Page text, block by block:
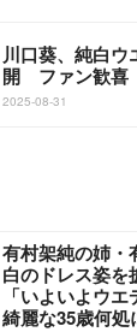
川口葵、純白
開 ファン歓喜
2025-08-31
有村架純の姉・
白のドレス姿
「いよいよウ
綺麗な35歳何処